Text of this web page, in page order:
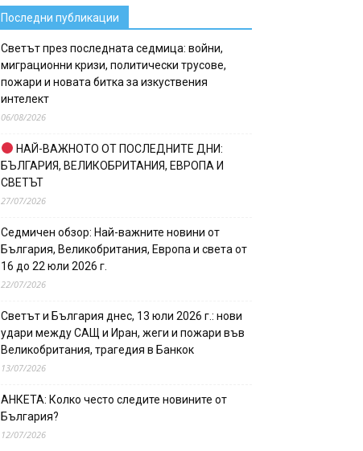
Последни публикации
Светът през последната седмица: войни,
миграционни кризи, политически трусове,
пожари и новата битка за изкуствения
интелект
06/08/2026
НАЙ-ВАЖНОТО ОТ ПОСЛЕДНИТЕ ДНИ:
БЪЛГАРИЯ, ВЕЛИКОБРИТАНИЯ, ЕВРОПА И
СВЕТЪТ
27/07/2026
Седмичен обзор: Най-важните новини от
България, Великобритания, Европа и света от
16 до 22 юли 2026 г.
22/07/2026
Светът и България днес, 13 юли 2026 г.: нови
удари между САЩ и Иран, жеги и пожари във
Великобритания, трагедия в Банкок
13/07/2026
АНКЕТА: Колко често следите новините от
България?
12/07/2026